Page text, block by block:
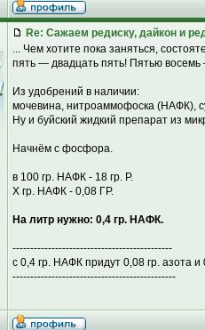
Re: Сажаем редиску, дайкон и
... Чем хотите пока заняться,
пять — двадцать пять! Пятью
Из удобрений в наличии:
мочевина, нитроаммофоска (НАФК),
Ну и буйский жидкий препарат из
Начнём с фосфора.
в 100 гр. НАФК - 18 гр. Р.
Х гр. НАФК - 0,08 ГР.
На литр нужно: 0,4 гр. НАФК.
---------------------------------------------
с 0,4 гр. НАФК придут 0,08 гр. азота и
----------------------------------------------